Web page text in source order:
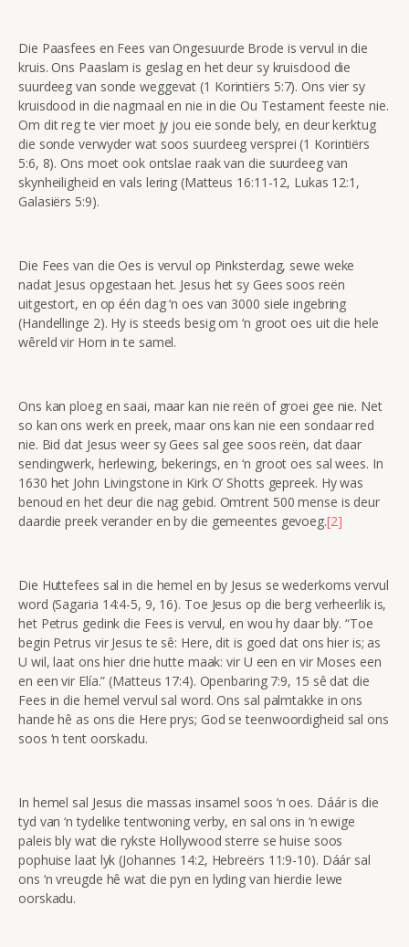
Die Paasfees en Fees van Ongesuurde Brode is vervul in die
kruis. Ons Paaslam is geslag en het deur sy kruisdood die
suurdeeg van sonde weggevat (1 Korintiërs 5:7). Ons vier sy
kruisdood in die nagmaal en nie in die Ou Testament feeste nie.
Om dit reg te vier moet jy jou eie sonde bely, en deur kerktug
die sonde verwyder wat soos suurdeeg versprei (1 Korintiërs
5:6, 8). Ons moet ook ontslae raak van die suurdeeg van
skynheiligheid en vals lering (Matteus 16:11-12, Lukas 12:1,
Galasiërs 5:9).
Die Fees van die Oes is vervul op Pinksterdag, sewe weke
nadat Jesus opgestaan het. Jesus het sy Gees soos reën
uitgestort, en op één dag ‘n oes van 3000 siele ingebring
(Handellinge 2). Hy is steeds besig om ‘n groot oes uit die hele
wêreld vir Hom in te samel.
Ons kan ploeg en saai, maar kan nie reën of groei gee nie. Net
so kan ons werk en preek, maar ons kan nie een sondaar red
nie. Bid dat Jesus weer sy Gees sal gee soos reën, dat daar
sendingwerk, herlewing, bekerings, en ‘n groot oes sal wees. In
1630 het John Livingstone in Kirk O’ Shotts gepreek. Hy was
benoud en het deur die nag gebid. Omtrent 500 mense is deur
daardie preek verander en by die gemeentes gevoeg.[2]
Die Huttefees sal in die hemel en by Jesus se wederkoms vervul
word (Sagaria 14:4-5, 9, 16). Toe Jesus op die berg verheerlik is,
het Petrus gedink die Fees is vervul, en wou hy daar bly. “Toe
begin Petrus vir Jesus te sê: Here, dit is goed dat ons hier is; as
U wil, laat ons hier drie hutte maak: vir U een en vir Moses een
en een vir Elía.” (Matteus 17:4). Openbaring 7:9, 15 sê dat die
Fees in die hemel vervul sal word. Ons sal palmtakke in ons
hande hê as ons die Here prys; God se teenwoordigheid sal ons
soos ‘n tent oorskadu.
In hemel sal Jesus die massas insamel soos ‘n oes. Dáár is die
tyd van ‘n tydelike tentwoning verby, en sal ons in ‘n ewige
paleis bly wat die rykste Hollywood sterre se huise soos
pophuise laat lyk (Johannes 14:2, Hebreërs 11:9-10). Dáár sal
ons ‘n vreugde hê wat die pyn en lyding van hierdie lewe
oorskadu.